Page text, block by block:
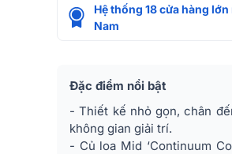
Hệ thống 18 cửa hàng
Nam
Đặc điểm nổi bật
- Thiết kế nhỏ gọn, chân
không gian giải trí.
- Củ loa Mid ‘Continuum